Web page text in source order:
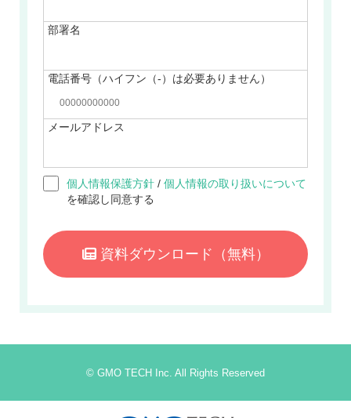
部署名
電話番号（ハイフン（-）は必要ありません）
メールアドレス
個人情報保護方針 / 個人情報の取り扱いについて
を確認し同意する
資料ダウンロード （無料）
© GMO TECH Inc. All Rights Reserved